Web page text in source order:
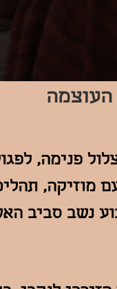
העוצמה
פנימה,
מוזיקה,
נשב סביב